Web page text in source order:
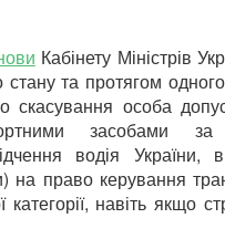
Кабінету Міністрів
стану та протягом
скасування особа
засобами за
водія України,
на право керування
категорії, навіть якщо